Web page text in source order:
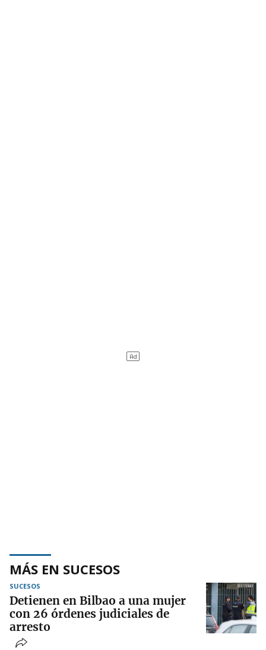
MÁS EN SUCESOS
SUCESOS
Detienen en Bilbao a una mujer
con 26 órdenes judiciales de
arresto